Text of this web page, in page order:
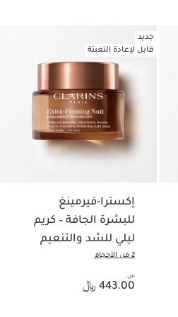
جديد
قابل لإعادة التعبئة
إكسترا-فيرمينغ
للبشرة الجافة – كريم
ليلي للشد والتنعيم
2 من الأحجام
من
السعر الحالي هو 443.00 ﷼
443.00 ﷼